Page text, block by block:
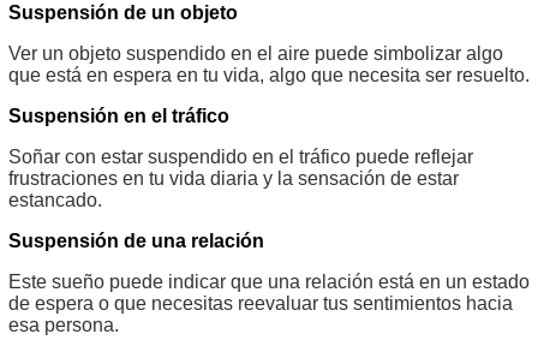
Suspensión de un objeto
Ver un objeto suspendido en el aire puede simbolizar algo
que está en espera en tu vida, algo que necesita ser resuelto.
Suspensión en el tráfico
Soñar con estar suspendido en el tráfico puede reflejar
frustraciones en tu vida diaria y la sensación de estar
estancado.
Suspensión de una relación
Este sueño puede indicar que una relación está en un estado
de espera o que necesitas reevaluar tus sentimientos hacia
esa persona.